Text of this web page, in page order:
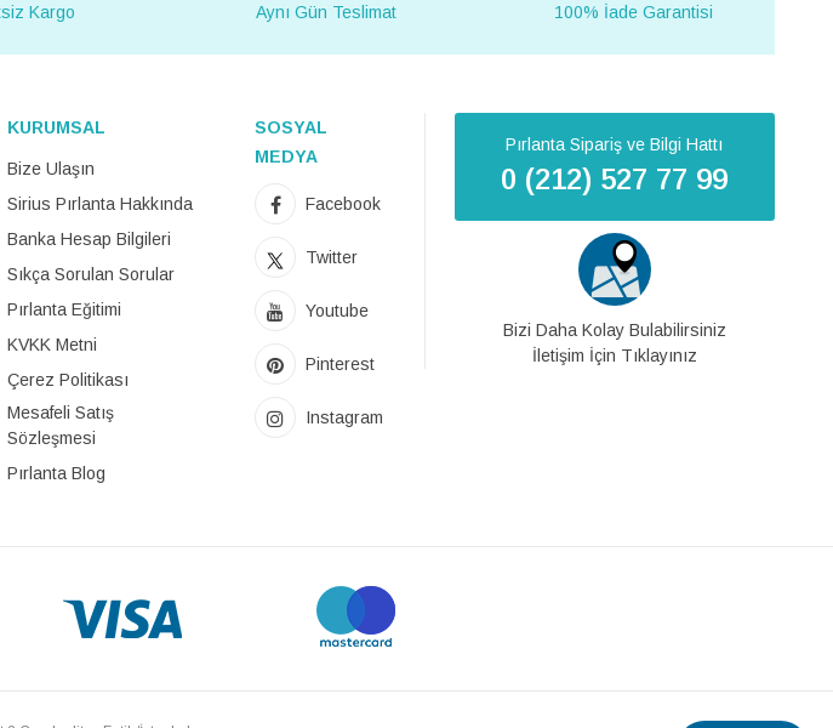
Kargo Aynı Gün Teslimat 100% İade Garantisi
KURUMSAL
Bize Ulaşın
Sirius Pırlanta Hakkında
Banka Hesap Bilgileri
Sıkça Sorulan Sorular
Pırlanta Eğitimi
KVKK Metni
Çerez Politikası
Mesafeli Satış
Sözleşmesi
Pırlanta Blog
SOSYAL
MEDYA
Facebook
Twitter
Youtube
Pinterest
Instagram
Pırlanta Sipariş ve Bilgi Hattı
0 (212) 527 77 99
Bizi Daha Kolay Bulabilirsiniz
İletişim İçin Tıklayınız